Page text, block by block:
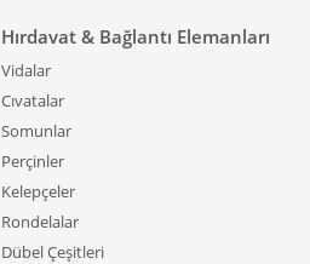
Hırdavat & Bağlantı Elemanları
Vidalar
Cıvatalar
Somunlar
Perçinler
Kelepçeler
Rondelalar
Dübel Çeşitleri